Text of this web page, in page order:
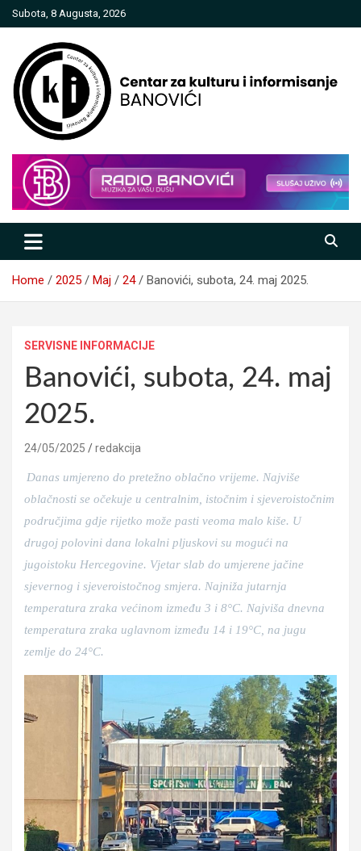
Skip
to
Subota, 8 Augusta, 2026
Centar za kulturu i informisanje
Banovići
Home 2025 Maj 24 Banovići, subota, 24. maj 2025.
SERVISNE INFORMACIJE
Banovići, subota, 24. maj
2025.
24/05/2025 redakcija
Danas umjereno do pretežno oblačno vrijeme. Najviše
oblačnosti se očekuje u centralnim, istočnim i sjeveroistočnim
područjima gdje rijetko može pasti veoma malo kiše. U
drugoj polovini dana lokalni pljuskovi su mogući na
jugoistoku Hercegovine. Vjetar slab do umjerene jačine
sjevernog i sjeveroistočnog smjera. Najniža jutarnja
temperatura zraka većinom između 3 i 8°C. Najviša dnevna
temperatura zraka uglavnom između 14 i 19°C, na jugu
zemlje do 24°C.